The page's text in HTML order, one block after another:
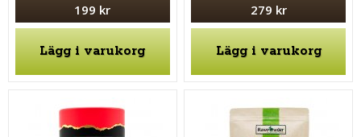
199 kr
Lägg i varukorg
279 kr
Lägg i varukorg